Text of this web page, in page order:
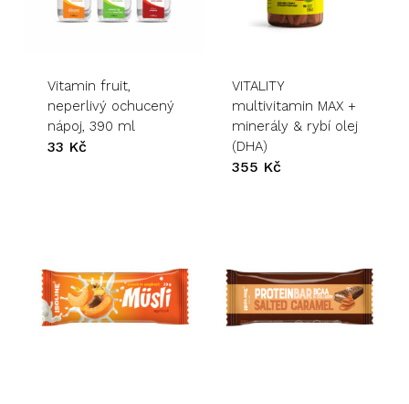
Vitamin fruit,
neperlivý ochucený
nápoj, 390 ml
33 Kč
VITALITY
multivitamin MAX +
minerály & rybí olej
(DHA)
355 Kč